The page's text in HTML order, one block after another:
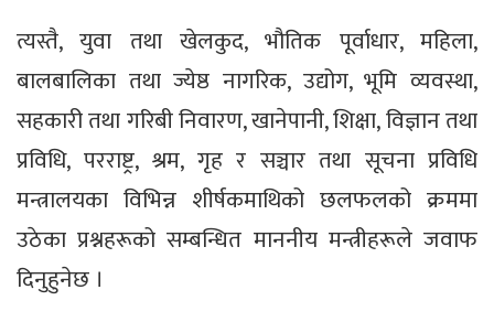
त्यस्तै, युवा तथा खेलकुद, भौतिक पूर्वाधार, महिला,
बालबालिका तथा ज्येष्ठ नागरिक, उद्योग, भूमि व्यवस्था,
सहकारी तथा गरिबी निवारण, खानेपानी, शिक्षा, विज्ञान तथा
प्रविधि, परराष्ट्र, श्रम, गृह र सञ्चार तथा सूचना प्रविधि
मन्त्रालयका विभिन्न शीर्षकमाथिको छलफलको क्रममा
उठेका प्रश्नहरूको सम्बन्धित माननीय मन्त्रीहरूले जवाफ
दिनुहुनेछ ।